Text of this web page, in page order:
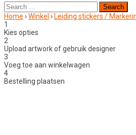
Search
for:
Home ›Winkel › Leiding stickers /
1
Kies opties
2
Upload artwork of gebruik designer
3
Voeg toe aan winkelwagen
4
Bestelling plaatsen